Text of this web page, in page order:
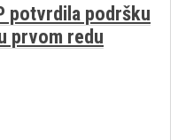
potvrdila podršku
prvom redu